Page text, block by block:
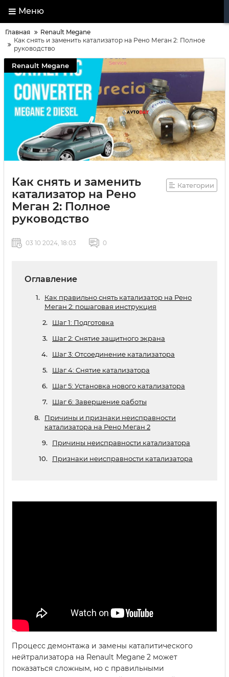
Меню
Главная
Renault Megane
Как снять и заменить катализатор на Рено Меган 2: Полное
руководство
Renault Megane
Как снять и заменить
катализатор на Рено
Меган 2: Полное
руководство
Категории
03 10 2024, 18:03 0
Оглавление
Как правильно снять катализатор на Рено
Меган 2: пошаговая инструкция
Шаг 1: Подготовка
Шаг 2: Снятие защитного экрана
Шаг 3: Отсоединение катализатора
Шаг 4: Снятие катализатора
Шаг 5: Установка нового катализатора
Шаг 6: Завершение работы
Причины и признаки неисправности
катализатора на Рено Меган 2
Причины неисправности катализатора
Признаки неисправности катализатора
Процесс демонтажа и замены каталитического
нейтрализатора на Renault Megane 2 может
показаться сложным, но с правильными